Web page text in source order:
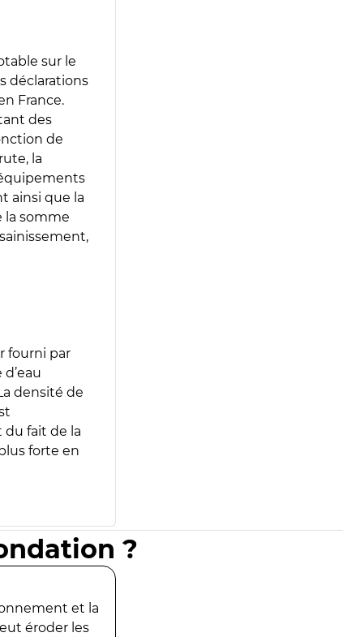
sur le
déclarations
France.
des
de
la
ainsi que la
la somme
fourni par
densité de
du fait de la
forte en
?
et la
éroder les